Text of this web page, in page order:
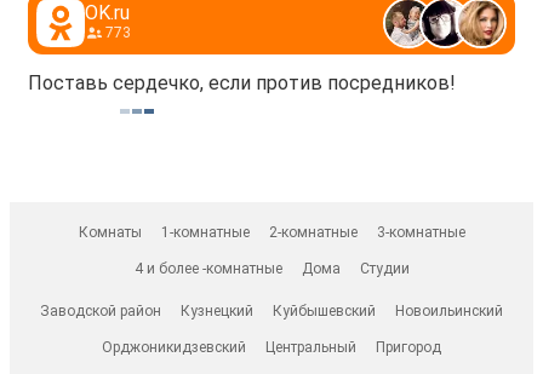
OK.ru
773
Поставь сердечко, если против посредников!
Комнаты 1-комнатные 2-комнатные 3-комнатные
4 и более -комнатные Дома Студии
Заводской район Кузнецкий Куйбышевский Новоильинский
Орджоникидзевский Центральный Пригород